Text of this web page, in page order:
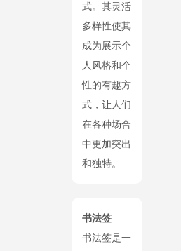
式。其灵活
多样性使其
成为展示个
人风格和个
性的有趣方
式，让人们
在各种场合
中更加突出
和独特。
书法签
书法签是一